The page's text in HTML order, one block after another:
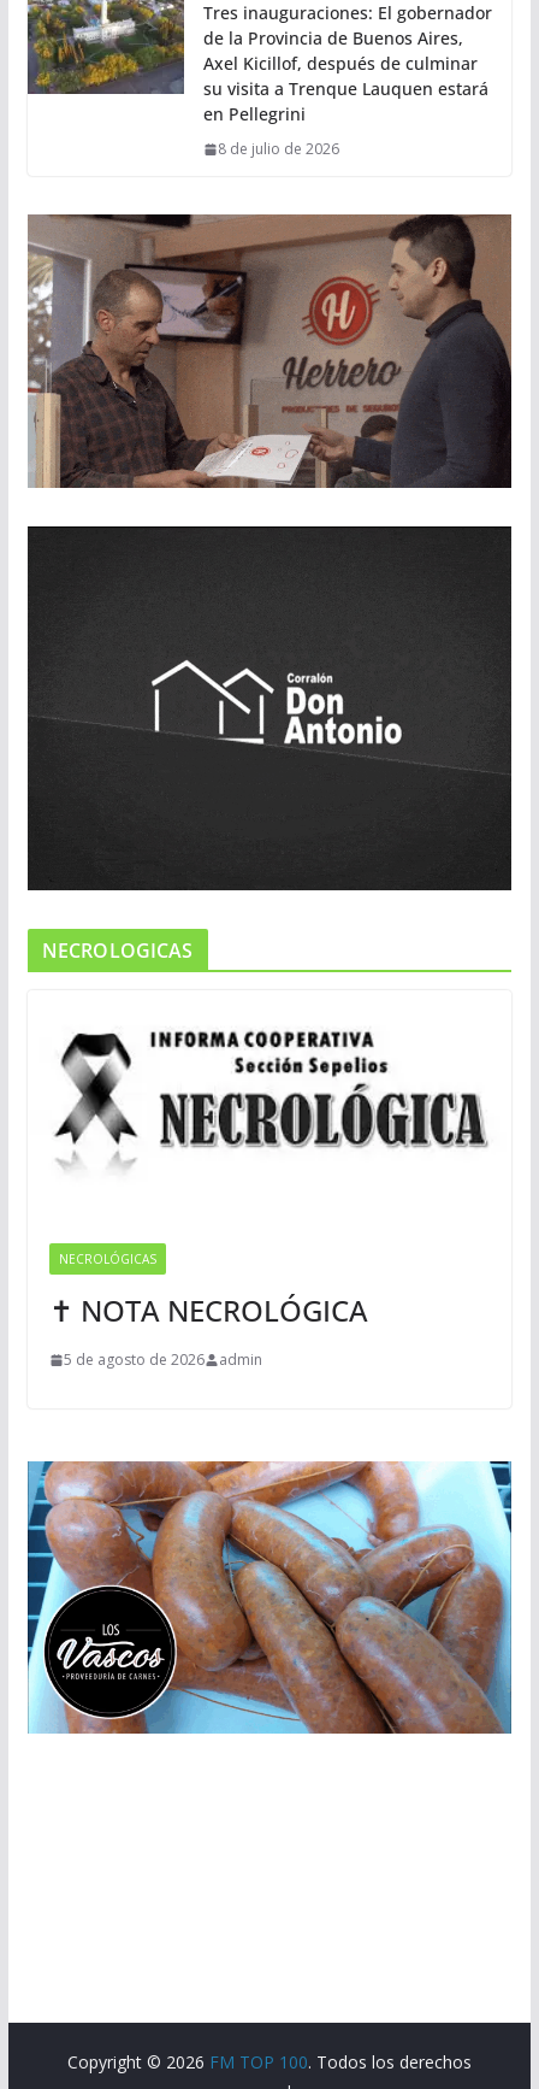
Tres inauguraciones: El gobernador
de la Provincia de Buenos Aires,
Axel Kicillof, después de culminar
su visita a Trenque Lauquen estará
en Pellegrini
8 de julio de 2026
NECROLOGICAS
NECROLÓGICAS
✝ NOTA NECROLÓGICA
5 de agosto de 2026 admin
Copyright © 2026 FM TOP 100. Todos los derechos